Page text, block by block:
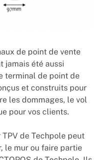
de point de vente
jamais été aussi
terminal de point de
et construits pour
les dommages, le vol
pour vos clients.
de Techpole peut
le mur ou faire partie